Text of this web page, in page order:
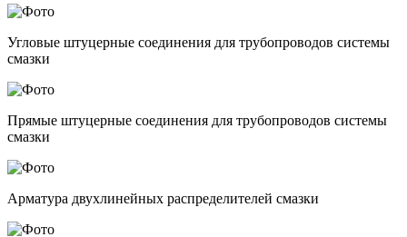
Угловые штуцерные соединения для трубопроводов системы
смазки
Прямые штуцерные соединения для трубопроводов системы
смазки
Арматура двухлинейных распределителей смазки